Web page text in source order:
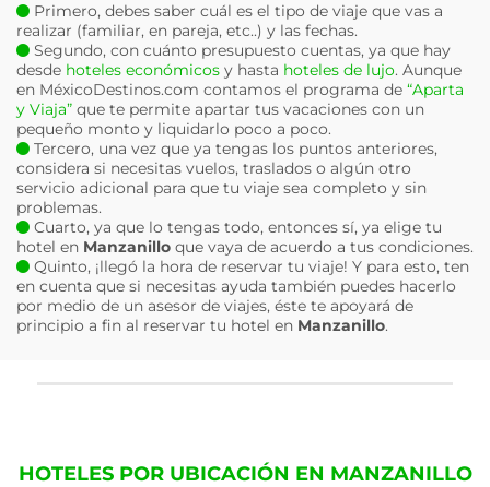
Primero, debes saber cuál es el tipo de viaje que vas a
realizar (familiar, en pareja, etc..) y las fechas.
Segundo, con cuánto presupuesto cuentas, ya que hay
desde hoteles económicos y hasta hoteles de lujo. Aunque
en MéxicoDestinos.com contamos el programa de “Aparta
y Viaja” que te permite apartar tus vacaciones con un
pequeño monto y liquidarlo poco a poco.
Tercero, una vez que ya tengas los puntos anteriores,
considera si necesitas vuelos, traslados o algún otro
servicio adicional para que tu viaje sea completo y sin
problemas.
Cuarto, ya que lo tengas todo, entonces sí, ya elige tu
hotel en Manzanillo que vaya de acuerdo a tus condiciones.
Quinto, ¡llegó la hora de reservar tu viaje! Y para esto, ten
en cuenta que si necesitas ayuda también puedes hacerlo
por medio de un asesor de viajes, éste te apoyará de
principio a fin al reservar tu hotel en Manzanillo.
HOTELES POR UBICACIÓN EN MANZANILLO